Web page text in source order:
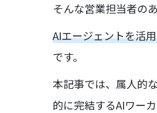
そんな営業担当者の
AIエージェントを活
です。
本記事では、属人的
的に完結するAIワー